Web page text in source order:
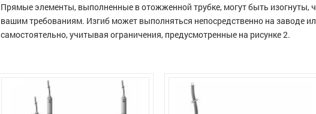
Прямые элементы, выполненные в отожженной трубке, могут быть изогнуты,
вашим требованиям. Изгиб может выполняться непосредственно на заводе
самостоятельно, учитывая ограничения, предусмотренные на рисунке 2.